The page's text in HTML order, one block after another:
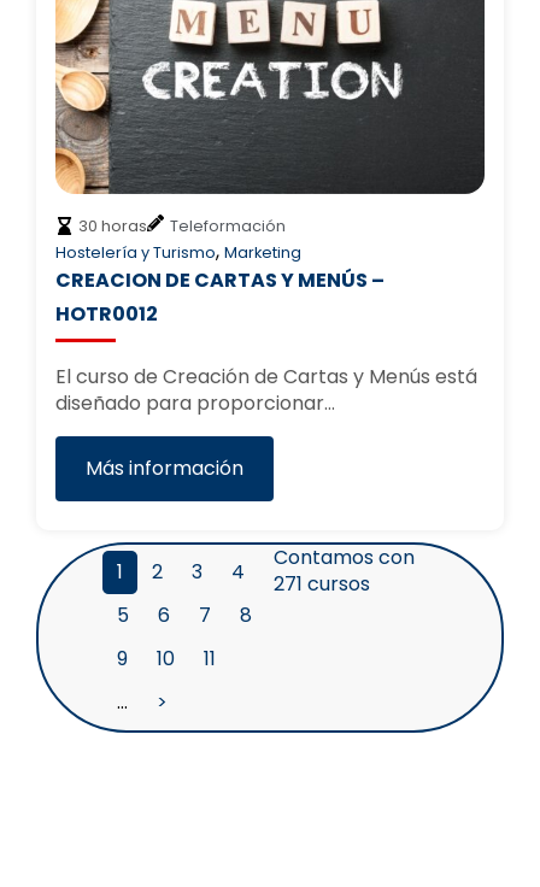
30 horas
Teleformación
Hostelería y Turismo, Marketing
CREACION DE CARTAS Y MENÚS –
HOTR0012
El curso de Creación de Cartas y Menús está
diseñado para proporcionar…
Más información
1 2 3
4
5
6 7
8
9
10
11
…
>
Contamos con
271 cursos